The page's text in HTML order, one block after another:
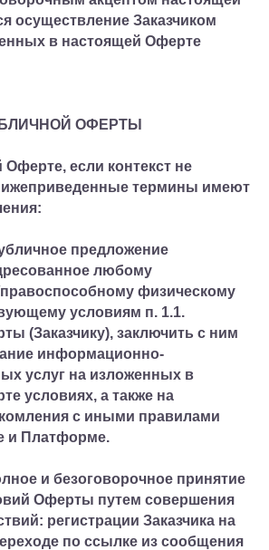
осуществление Заказчиком
в настоящей Оферте
ОФЕРТЫ
Оферте, если контекст не
термины имеют
предложение
любому
физическому
условиям п. 1.1.
(Заказчику), заключить с ним
информационно-
услуг на изложенных в
условиях, а также на
с иными правилами
и Платформе.
и безоговорочное принятие
Оферты путем совершения
регистрации Заказчика на
по ссылке из сообщения